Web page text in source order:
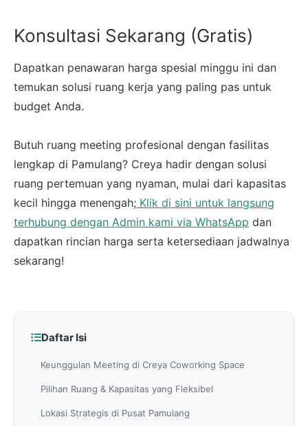
Konsultasi Sekarang (Gratis)
Dapatkan penawaran harga spesial minggu ini dan
temukan solusi ruang kerja yang paling pas untuk
budget Anda.
Butuh ruang meeting profesional dengan fasilitas
lengkap di Pamulang? Creya hadir dengan solusi
ruang pertemuan yang nyaman, mulai dari kapasitas
kecil hingga menengah; Klik di sini untuk langsung
terhubung dengan Admin kami via WhatsApp dan
dapatkan rincian harga serta ketersediaan jadwalnya
sekarang!
Daftar Isi
Keunggulan Meeting di Creya Coworking Space
Pilihan Ruang & Kapasitas yang Fleksibel
Lokasi Strategis di Pusat Pamulang